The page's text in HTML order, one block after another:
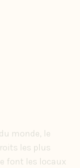
monde, le
les plus
font les locaux